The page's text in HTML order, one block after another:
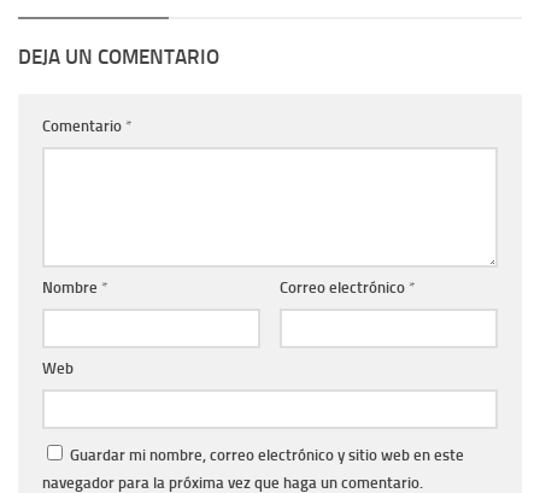
DEJA UN COMENTARIO
Comentario *
Nombre * Correo electrónico *
Web
Guardar mi nombre, correo electrónico y sitio web en este
navegador para la próxima vez que haga un comentario.